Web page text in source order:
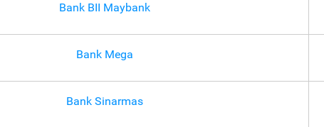
Bank BII Maybank
Bank Mega
Bank Sinarmas